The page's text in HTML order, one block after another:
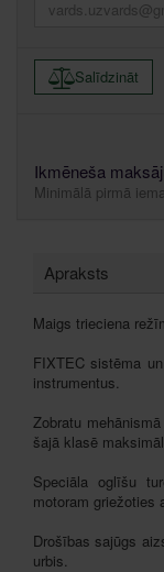
Salīdzināt
Ikmēneša
Minimālā pirmā
Apraksts
Maigs trieciena
FIXTEC sistēma
instrumentus.
Zobratu
šajā klasē
Speciāla oglīšu
motoram griežoties
Drošības sajūgs
urbis.